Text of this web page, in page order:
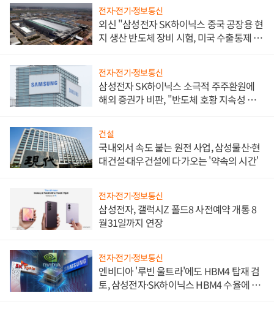
전자·전기·정보통신
외신 "삼성전자 SK하이닉스 중국 공장용 현
지 생산 반도체 장비 시험, 미국 수출통제 대
전자·전기·정보통신
삼성전자 SK하이닉스 소극적 주주환원에
해외 증권가 비판, "반도체 호황 지속성 의
건설
국내외서 속도 붙는 원전 사업, 삼성물산·현
대건설·대우건설에 다가오는 '약속의 시간'
전자·전기·정보통신
삼성전자, 갤럭시Z 폴드8 사전예약 개통 8
월31일까지 연장
전자·전기·정보통신
엔비디아 '루빈 울트라'에도 HBM4 탑재 검
토, 삼성전자·SK하이닉스 HBM4 수율에 주